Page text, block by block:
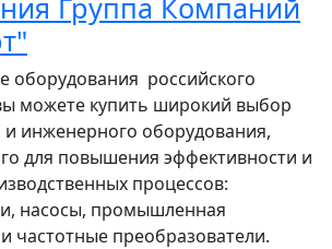
оборудования российского
можете купить широкий выбор
инженерного оборудования,
для повышения эффективности и
процессов:
насосы, промышленная
частотные преобразователи.